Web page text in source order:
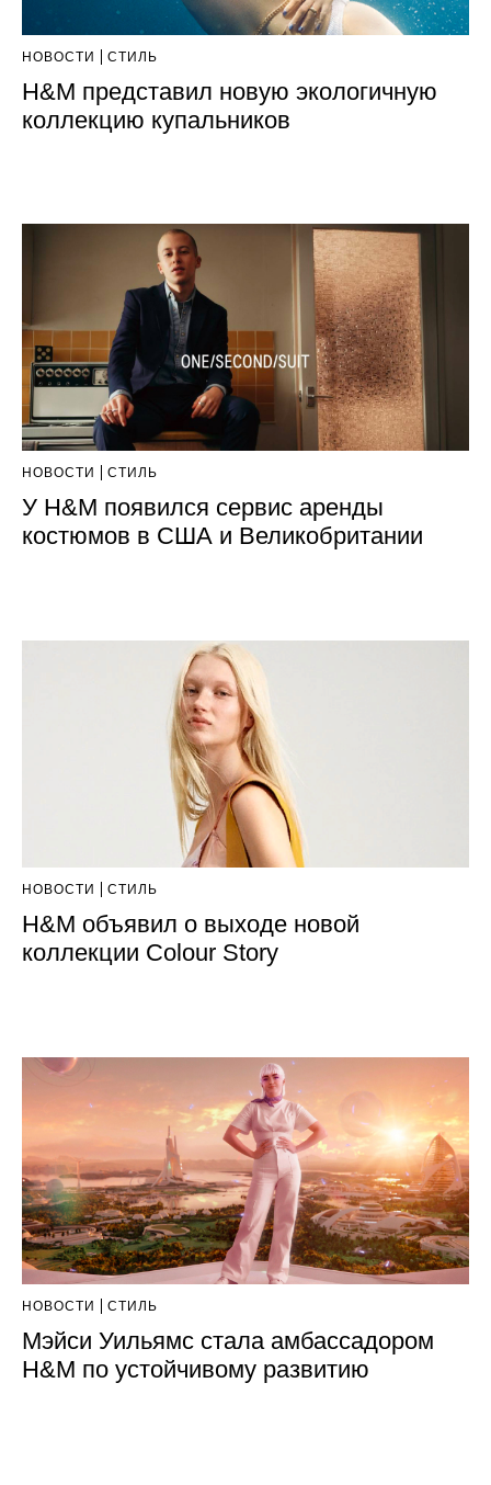
НОВОСТИ СТИЛЬ
H&M представил новую экологичную
коллекцию купальников
НОВОСТИ СТИЛЬ
У H&M появился сервис аренды
костюмов в США и Великобритании
НОВОСТИ СТИЛЬ
H&M объявил о выходе новой
коллекции Colour Story
НОВОСТИ СТИЛЬ
Мэйси Уильямс стала амбассадором
H&M по устойчивому развитию